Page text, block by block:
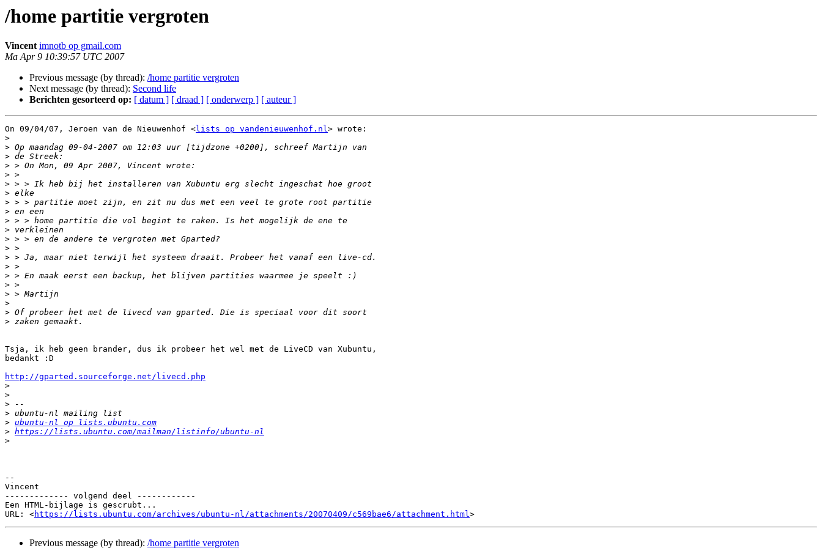
/home partitie vergroten
Vincent imnotb op gmail.com
Ma Apr 9 10:39:57 UTC 2007
Previous message (by thread): /home partitie vergroten
Next message (by thread): Second life
Berichten gesorteerd op: [ datum ] [ draad ] [ onderwerp ] [ auteur ]
On 09/04/07, Jeroen van de Nieuwenhof <lists op vandenieuwenhof.nl> wrote:
>
>
>
>
>
>
>
>
>
>
>
>
>
>
>
>
>
>
>
>
>
Tsja, ik heb geen brander, dus ik probeer het wel met de LiveCD van Xubuntu,
bedankt :D
http://gparted.sourceforge.net/livecd.php
>
>
>
>
> ubuntu-nl op lists.ubuntu.com
> https://lists.ubuntu.com/mailman/listinfo/ubuntu-nl
>
--
Vincent
------------- volgend deel ------------
Een HTML-bijlage is gescrubt...
URL: <https://lists.ubuntu.com/archives/ubuntu-nl/attachments/20070409/c569bae6/attachment.html
Previous message (by thread): /home partitie vergroten